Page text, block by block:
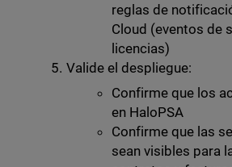
reglas de
Cloud (eventos de
licencias)
Valide el despliegue:
Confirme que los
en HaloPSA
Confirme que las
sean visibles para